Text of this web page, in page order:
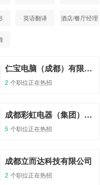
英语翻译 酒店/餐厅经理
仁宝电脑（成都）有限公司
2 个职位正在热招
成都彩虹电器（集团）股份有限公司
5 个职位正在热招
成都立而达科技有限公司
2 个职位正在热招